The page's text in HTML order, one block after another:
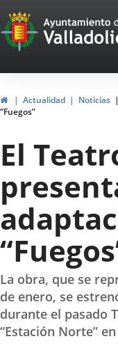
Portal
Web
del
de
Valladolid
InicioActualidad Noticias
“Fuegos”
El
La obra, que se
de enero, se
durante el pasado
“Estación Norte”